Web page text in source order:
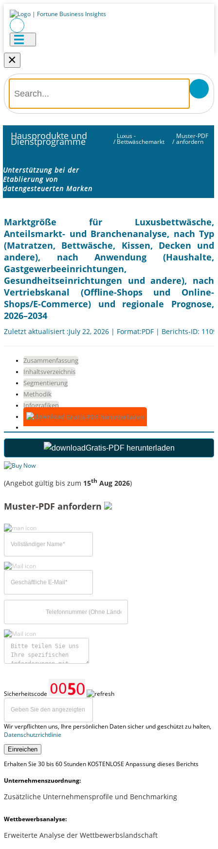
×
Hausprodukte und
Dienstprogramme /
Luxus -
Bettwäschemarkt /
Muster-PDF
anfordern
Unterstützung bei der
Etablierung von
datengesteuerten Marken
Marktgröße für Luxusbettwäsche,
Anteilsmarkt- und Branchenanalyse, nach Typ
(Matratzen, Bettwäsche, Kissen, Decken und
andere), nach Anwendung (Haushalte,
Gastgewerbeeinrichtungen,
Gesundheitseinrichtungen und andere), nach
Vertriebskanal (Offline-Shops und Online-
Shops/E-Commerce) und regionale Prognose,
2026–2034
Zuletzt aktualisiert :July 22, 2026 | Format:PDF | Berichts-ID:
Zusammenfassung
Inhaltsverzeichnis
Segmentierung
Methodik
Infografiken
Gratis-PDF herunterladen
Gratis-PDF herunterladen
(Angebot gültig bis zum 15th Aug 2026)
Muster-PDF anfordern
Sicherheitscode
Wir verpflichten uns, Ihre persönlichen Daten sicher und geschützt zu halten,
Datenschutzrichtlinie
Einreichen
Erhalten Sie 30 bis 60 Stunden KOSTENLOSE Anpassung dieses Berichts
Unternehmenszuordnung:
Zusätzliche Unternehmensprofile und Benchmarking
Wettbewerbsanalyse:
Erweiterte Analyse der Wettbewerbslandschaft